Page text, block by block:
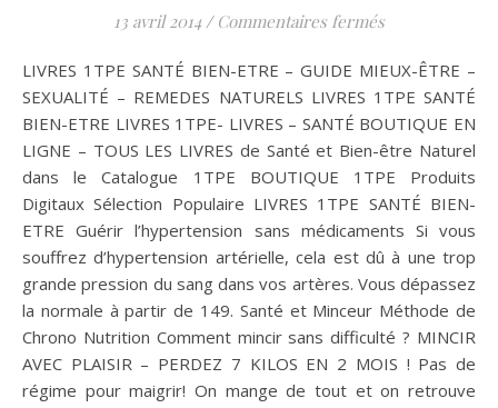
13 avril 2014 / Commentaires ferméssur LIVRES
LIVRES 1TPE SANTÉ BIEN-ETRE – GUIDE MIEUX-ÊTRE –
SEXUALITÉ – REMEDES NATURELS LIVRES 1TPE SANTÉ
BIEN-ETRE LIVRES 1TPE- LIVRES – SANTÉ BOUTIQUE EN
LIGNE – TOUS LES LIVRES de Santé et Bien-être Naturel
dans le Catalogue 1TPE BOUTIQUE 1TPE Produits
Digitaux Sélection Populaire LIVRES 1TPE SANTÉ BIEN-
ETRE Guérir l’hypertension sans médicaments Si vous
souffrez d’hypertension artérielle, cela est dû à une trop
grande pression du sang dans vos artères. Vous dépassez
la normale à partir de 149. Santé et Minceur Méthode de
Chrono Nutrition Comment mincir sans difficulté ? MINCIR
AVEC PLAISIR – PERDEZ 7 KILOS EN 2 MOIS ! Pas de
régime pour maigrir! On mange de tout et on retrouve